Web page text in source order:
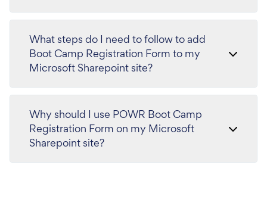
What steps do I need to follow to add
Boot Camp Registration Form to my
Microsoft Sharepoint site?
Why should I use POWR Boot Camp
Registration Form on my Microsoft
Sharepoint site?